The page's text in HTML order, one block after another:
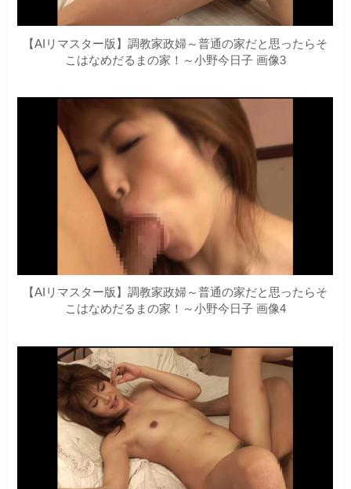
【AIリマスター版】調教家政婦～普通の家だと思ったらそ
こはなめだるまの家！～小野今日子 画像3
【AIリマスター版】調教家政婦～普通の家だと思ったらそ
こはなめだるまの家！～小野今日子 画像4